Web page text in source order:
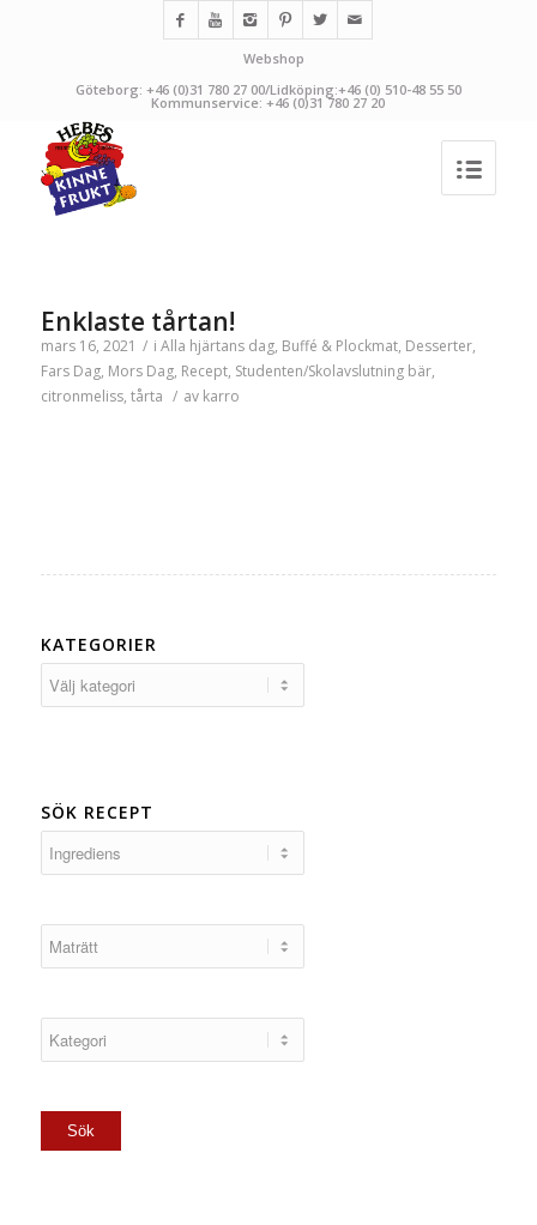
Webshop
Göteborg: +46 (0)31 780 27 00/Lidköping:+46 (0) 510-48 55 50
Kommunservice: +46 (0)31 780 27 20
Enklaste tårtan!
mars 16, 2021 / i Alla hjärtans dag, Buffé & Plockmat, Desserter,
Fars Dag, Mors Dag, Recept, Studenten/Skolavslutning bär,
citronmeliss, tårta / av karro
KATEGORIER
SÖK RECEPT